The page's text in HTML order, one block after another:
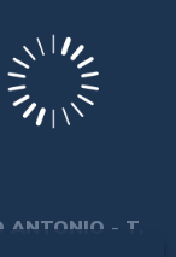
ANTONIO - T.